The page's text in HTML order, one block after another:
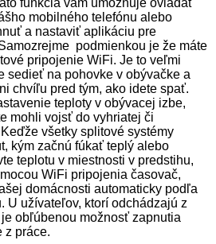
mobilného telefónu alebo
a nastaviť aplikáciu pre
podmienkou je že máte
pripojenie WiFi. Je to veľmi
sedieť na pohovke v obývačke a
chvíľu pred tým, ako idete spať.
teploty v obývacej izbe,
mohli vojsť do vyhriatej či
Keďže všetky splitové systémy
kým začnú fúkať teplý alebo
teplotu v miestnosti v predstihu,
WiFi pripojenia časovač,
domácnosti automaticky podľa
U užívateľov, ktorí odchádzajú z
obľúbenou možnosť zapnutia
z práce.